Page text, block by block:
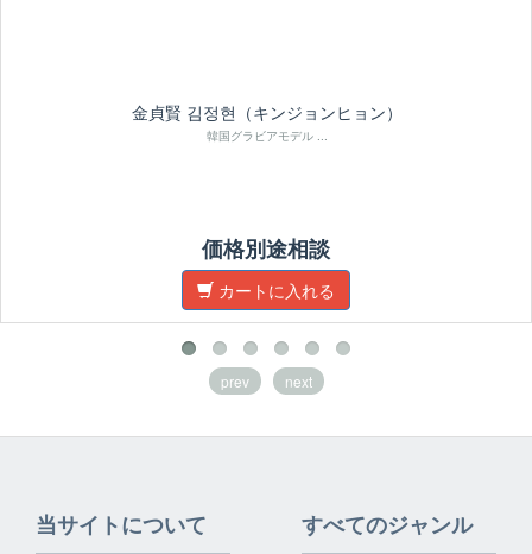
金貞賢 김정현（キンジョンヒョン）
韓国グラビアモデル ...
価格別途相談
カートに入れる
prev next
当サイトについて すべてのジャンル